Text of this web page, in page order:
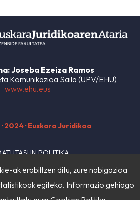
Joseba Ezeiza Ramos
Komunikazioa Saila (UPV/EHU)
www.ehu.eus
· 2024 · Euskara Juridikoa
POLITIKA
ak erabiltzen ditu, zure nabigazioa
egiteko. Informazio gehiago